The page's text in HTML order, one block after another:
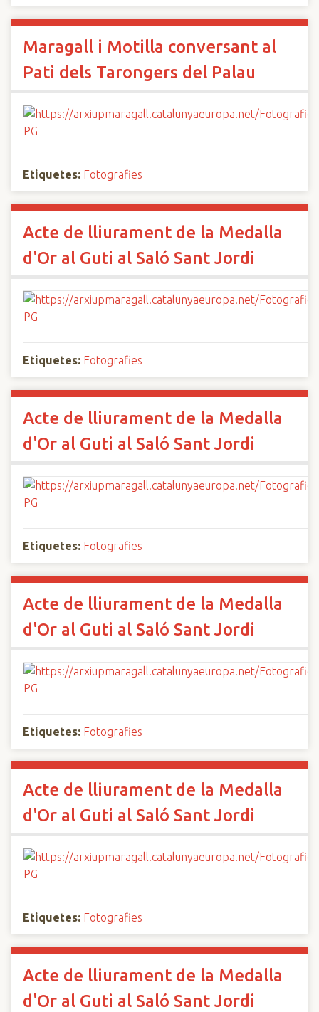
Maragall i Motilla conversant al
Pati dels Tarongers del Palau
Etiquetes: Fotografies
Acte de lliurament de la Medalla
d'Or al Guti al Saló Sant Jordi
Etiquetes: Fotografies
Acte de lliurament de la Medalla
d'Or al Guti al Saló Sant Jordi
Etiquetes: Fotografies
Acte de lliurament de la Medalla
d'Or al Guti al Saló Sant Jordi
Etiquetes: Fotografies
Acte de lliurament de la Medalla
d'Or al Guti al Saló Sant Jordi
Etiquetes: Fotografies
Acte de lliurament de la Medalla
d'Or al Guti al Saló Sant Jordi